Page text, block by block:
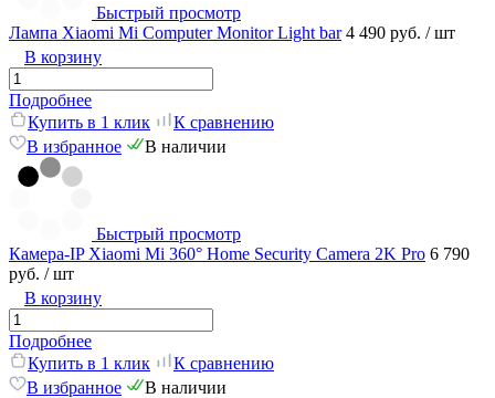
Быстрый просмотр
Лампа Xiaomi Mi Computer Monitor Light bar 4 490 руб. / шт
В корзину
Подробнее
Купить в 1 клик
К сравнению
В избранное
В наличии
Быстрый просмотр
Камера-IP Xiaomi Mi 360° Home Security Camera 2K Pro 6 790
руб. / шт
В корзину
Подробнее
Купить в 1 клик
К сравнению
В избранное
В наличии